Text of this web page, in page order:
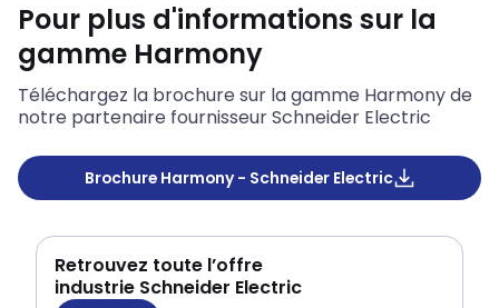
Pour plus d'informations sur la
gamme Harmony
Téléchargez la brochure sur la gamme Harmony de
notre partenaire fournisseur Schneider Electric
Brochure Harmony - Schneider Electric
Retrouvez toute l’offre
industrie Schneider Electric